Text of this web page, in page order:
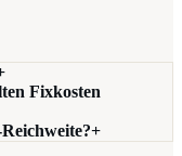
Fixkosten
+